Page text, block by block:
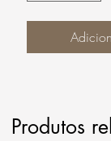
Produtos